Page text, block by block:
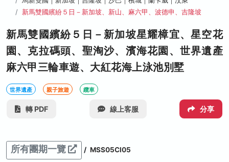
新馬雙國繽紛５日－新加坡、新山、麻六甲、波德申、吉隆坡
新馬雙國繽紛５日－新加坡星耀樟宜、星空花
園、克拉碼頭、聖淘沙、濱海花園、世界遺產
麻六甲三輪車遊、大紅花海上泳池別墅
世界遺產 親子旅遊 纜車
轉 PDF 線上客服 分享
所有團期一覽 / MSS05CI05